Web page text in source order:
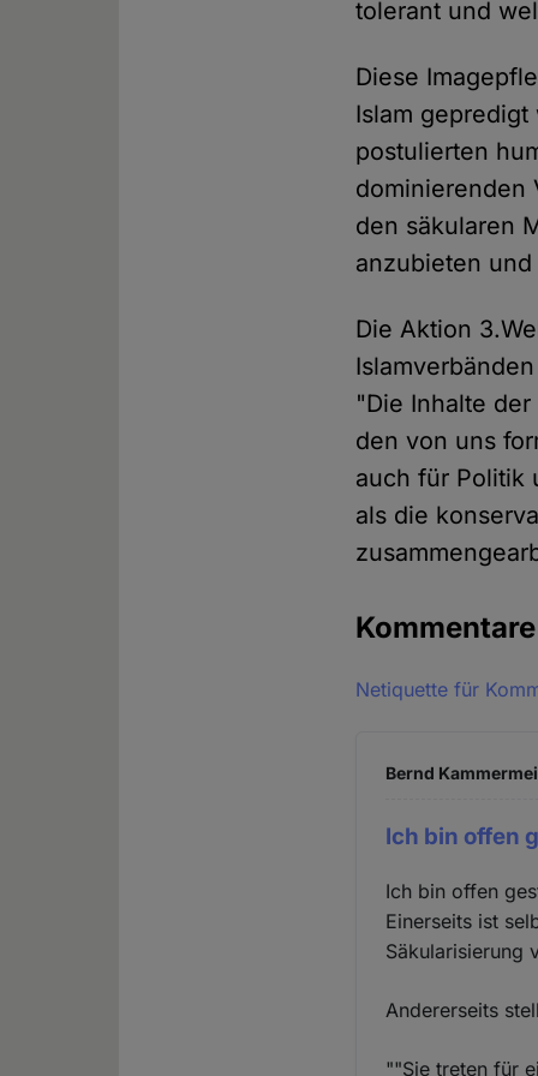
tolerant und
Diese
Islam
postulierten
dominierenden
den säkularen
anzubieten
Die Aktion
"Die Inhalte
den von uns
auch für Politik
als die
Kommentare
Netiquette für
Bernd
Ich bin offen
Ich bin offen
Einerseits ist
Säkularisierung
Andererseits
""Sie treten für